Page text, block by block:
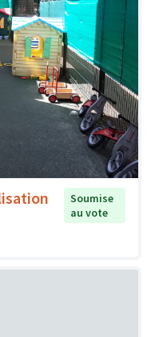
Soumise
au vote